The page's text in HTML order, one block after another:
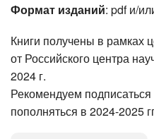
Формат изданий: pdf и/
Книги получены в рамках
от Российского центра
2024 г.
Рекомендуем
пополняться в 2024-2025